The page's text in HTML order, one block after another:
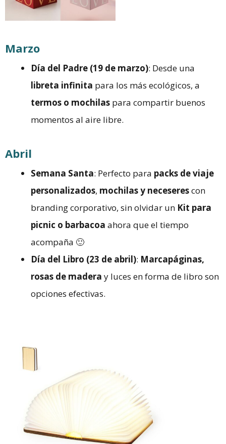
Marzo
Día del Padre (19 de marzo): Desde una
libreta infinita para los más ecológicos, a
termos o mochilas para compartir buenos
momentos al aire libre.
Abril
Semana Santa: Perfecto para packs de viaje
personalizados, mochilas y neceserescon
branding corporativo, sin olvidar un Kit para
picnic o barbacoa ahora que el tiempo
acompaña 🙂
Día del Libro (23 de abril): Marcapáginas,
rosas de madera y luces en forma de libro son
opciones efectivas.